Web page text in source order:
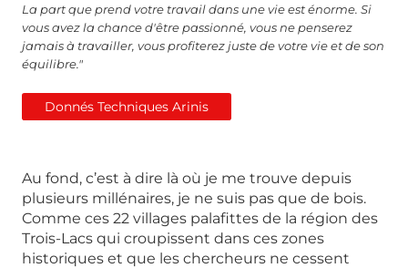
La part que prend votre travail dans une vie est énorme. Si
vous avez la chance d'être passionné, vous ne penserez
jamais à travailler, vous profiterez juste de votre vie et de son
équilibre."
Donnés Techniques Arinis
Au fond, c’est à dire là où je me trouve depuis
plusieurs millénaires, je ne suis pas que de bois.
Comme ces 22 villages palafittes de la région des
Trois-Lacs qui croupissent dans ces zones
historiques et que les chercheurs ne cessent